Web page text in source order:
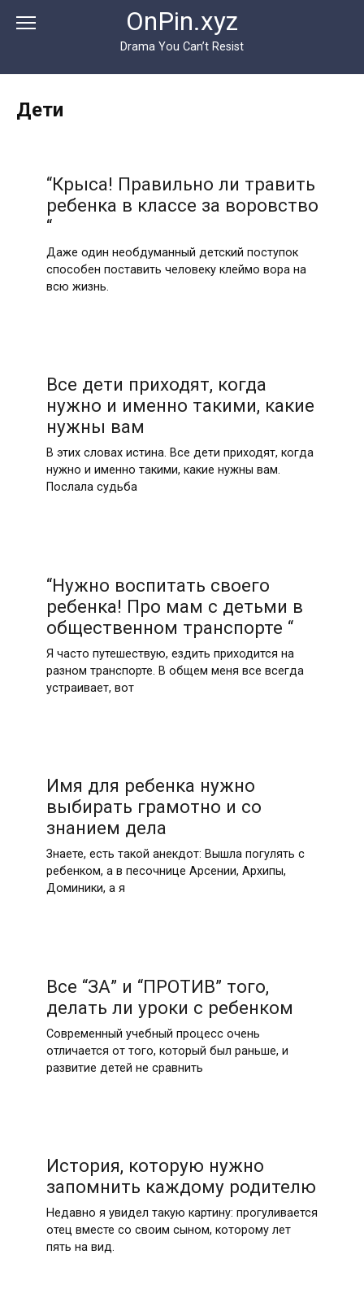
OnPin.xyz
Drama You Can’t Resist
Дети
“Крыса! Правильно ли травить
ребенка в классе за воровство
“
Даже один необдуманный детский поступок
способен поставить человеку клеймо вора на
всю жизнь.
Все дети приходят, когда
нужно и именно такими, какие
нужны вам
В этих словах истина. Все дети приходят, когда
нужно и именно такими, какие нужны вам.
Послала судьба
“Нужно воспитать своего
ребенка! Про мам с детьми в
общественном транспорте “
Я часто путешествую, ездить приходится на
разном транспорте. В общем меня все всегда
устраивает, вот
Имя для ребенка нужно
выбирать грамотно и со
знанием дела
Знаете, есть такой анекдот: Вышла погулять с
ребенком, а в песочнице Арсении, Архипы,
Доминики, а я
Все “ЗА” и “ПРОТИВ” того,
делать ли уроки с ребенком
Современный учебный процесс очень
отличается от того, который был раньше, и
развитие детей не сравнить
История, которую нужно
запомнить каждому родителю
Недавно я увидел такую картину: прогуливается
отец вместе со своим сыном, которому лет
пять на вид.